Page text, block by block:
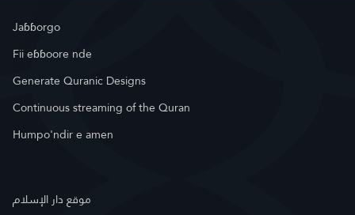
Jaɓɓorgo
Fii eɓɓoore nde
Generate Quranic Designs
Continuous streaming of the Quran
Humpo'ndir e amen
موقع دار الإسلام